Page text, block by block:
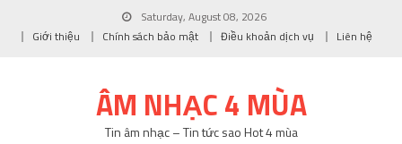
Saturday, August 08, 2026
Giới thiệu
Chính sách bảo mật Điều khoản dịch vụ Liên hệ
ÂM NHẠC 4 MÙA
Tin âm nhạc – Tin tức sao Hot 4 mùa